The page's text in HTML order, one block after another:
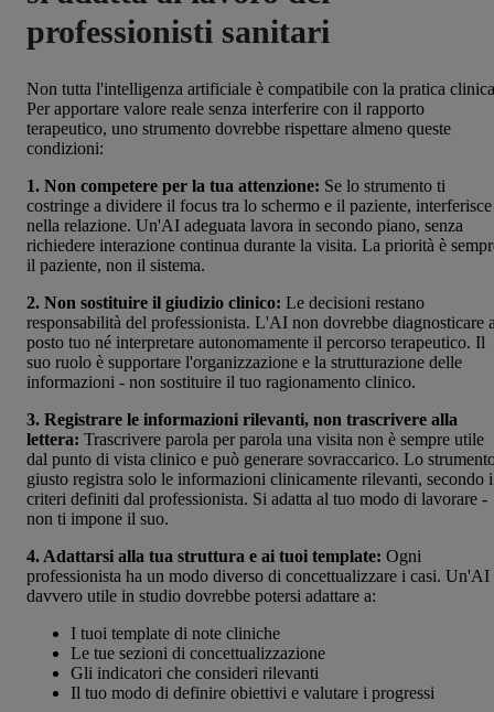
professionisti sanitari
Non tutta l'intelligenza artificiale è compatibile con la pratica
Per apportare valore reale senza interferire con il rapporto
terapeutico, uno strumento dovrebbe rispettare almeno queste
condizioni:
1. Non competere per la tua attenzione: Se lo strumento ti
costringe a dividere il focus tra lo schermo e il paziente, interferisce
nella relazione. Un'AI adeguata lavora in secondo piano, senza
richiedere interazione continua durante la visita. La priorità è
il paziente, non il sistema.
2. Non sostituire il giudizio clinico: Le decisioni restano
responsabilità del professionista. L'AI non dovrebbe diagnosticare
posto tuo né interpretare autonomamente il percorso terapeutico. Il
suo ruolo è supportare l'organizzazione e la strutturazione delle
informazioni - non sostituire il tuo ragionamento clinico.
3. Registrare le informazioni rilevanti, non trascrivere alla
lettera: Trascrivere parola per parola una visita non è sempre utile
dal punto di vista clinico e può generare sovraccarico. Lo
giusto registra solo le informazioni clinicamente rilevanti, secondo i
criteri definiti dal professionista. Si adatta al tuo modo di lavorare -
non ti impone il suo.
4. Adattarsi alla tua struttura e ai tuoi template: Ogni
professionista ha un modo diverso di concettualizzare i casi. Un'AI
davvero utile in studio dovrebbe potersi adattare a:
I tuoi template di note cliniche
Le tue sezioni di concettualizzazione
Gli indicatori che consideri rilevanti
Il tuo modo di definire obiettivi e valutare i progressi